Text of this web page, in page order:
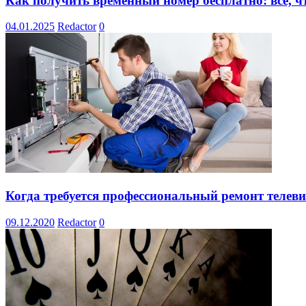
04.01.2025 Redactor 0
Когда требуется профессиональный ремонт
09.12.2020 Redactor 0